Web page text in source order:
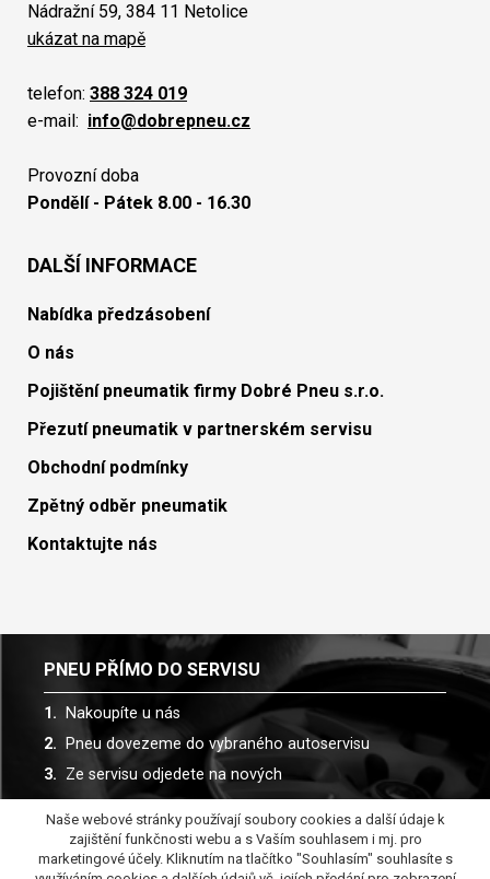
Nádražní 59, 384 11 Netolice
ukázat na mapě
telefon: 388 324 019
e-mail: info@dobrepneu.cz
Provozní doba
Pondělí - Pátek 8.00 - 16.30
DALŠÍ INFORMACE
Nabídka předzásobení
O nás
Pojištění pneumatik firmy Dobré Pneu s.r.o.
Přezutí pneumatik v partnerském servisu
Obchodní podmínky
Zpětný odběr pneumatik
Kontaktujte nás
PNEU PŘÍMO DO SERVISU
Nakoupíte u nás
Pneu dovezeme do vybraného autoservisu
Ze servisu odjedete na nových
Spolupracujeme s více než 30 autoservisy
Naše webové stránky používají soubory cookies a další údaje k
zajištění funkčnosti webu a s Vaším souhlasem i mj. pro
marketingové účely. Kliknutím na tlačítko "Souhlasím" souhlasíte s